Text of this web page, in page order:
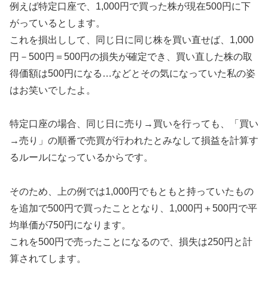
例えば特定口座で、1,000円で買った株が現在500円に下
がっているとします。
これを損出しして、同じ日に同じ株を買い直せば、1,000
円－500円＝500円の損失が確定でき、買い直した株の取
得価額は500円になる…などとその気になっていた私の姿
はお笑いでしたよ。
特定口座の場合、同じ日に売り→買いを行っても、「買い
→売り」の順番で売買が行われたとみなして損益を計算す
るルールになっているからです。
そのため、上の例では1,000円でもともと持っていたもの
を追加で500円で買ったこととなり、1,000円＋500円で平
均単価が750円になります。
これを500円で売ったことになるので、損失は250円と計
算されてします。